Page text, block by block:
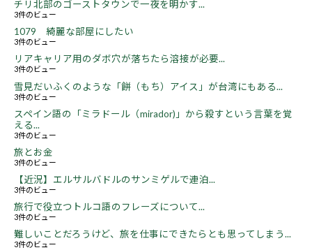
チリ北部のゴーストタウンで一夜を明かす...
3件のビュー
1079 綺麗な部屋にしたい
3件のビュー
リアキャリア用のダボ穴が落ちたら溶接が必要...
3件のビュー
雪見だいふくのような「餅（もち）アイス」が台湾にもある...
3件のビュー
スペイン語の「ミラドール（mirador)」から殺すという言葉を覚
える...
3件のビュー
旅とお金
3件のビュー
【近況】エルサルバドルのサンミゲルで連泊...
3件のビュー
旅行で役立つトルコ語のフレーズについて...
3件のビュー
難しいことだろうけど、旅を仕事にできたらとも思ってしまう...
3件のビュー